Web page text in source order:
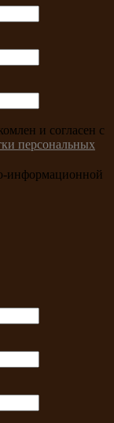
и согласен с
персональных
информационной